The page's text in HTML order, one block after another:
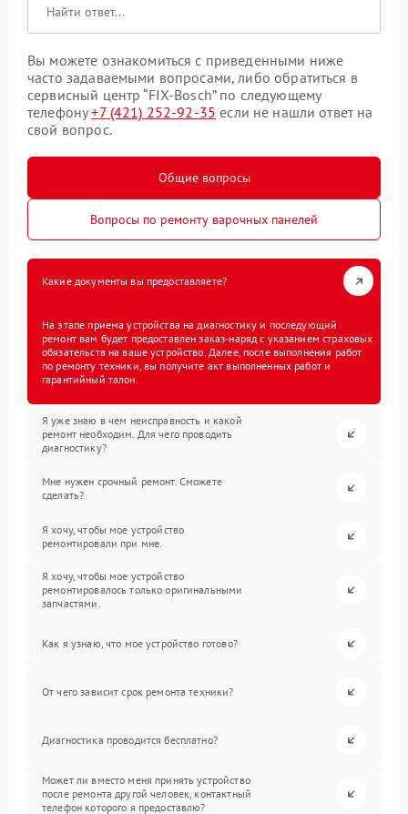
Вы можете ознакомиться с приведенными ниже
часто задаваемыми вопросами, либо обратиться в
сервисный центр “FIX-Bosch” по следующему
телефону+7 (421) 252-92-35 если не нашли ответ на
свой вопрос.
Общие вопросы
Вопросы по ремонту варочных панелей
Какие документы вы предоставляете?
На этапе приема устройства на диагностику и последующий
ремонт вам будет предоставлен заказ-наряд с указанием страховых
обязательств на ваше устройство. Далее, после выполнения работ
по ремонту техники, вы получите акт выполненных работ и
гарантийный талон.
Я уже знаю в чем неисправность и какой
ремонт необходим. Для чего проводить
диагностику?
Мне нужен срочный ремонт. Сможете
сделать?
Я хочу, чтобы мое устройство
ремонтировали при мне.
Я хочу, чтобы мое устройство
ремонтировалось только оригинальными
запчастями.
Как я узнаю, что мое устройство готово?
От чего зависит срок ремонта техники?
Диагностика проводится бесплатно?
Может ли вместо меня принять устройство
после ремонта другой человек, контактный
телефон которого я предоставлю?